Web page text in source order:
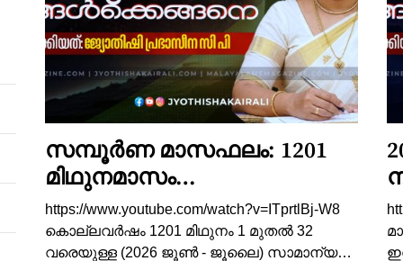
സമ്പൂർണ മാസഫലം: 1201
മിഥുനമാസം
നിങ്ങൾക്കെങ്ങനെ
എന്നറിയാം
https://www.youtube.com/watch?v=ITprtlBj-W8
കൊല്ലവർഷം 1201 മിഥുനം 1 മുതൽ 32
വരെയുള്ള (2026 ജൂൺ - ജൂലൈ) സാമാന്യ